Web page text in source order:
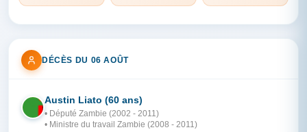
DÉCÈS DU 06 AOÛT
ZA
Austin Liato (60 ans)
• Député Zambie (2002 - 2011)
• Ministre du travail Zambie (2008 - 2011)